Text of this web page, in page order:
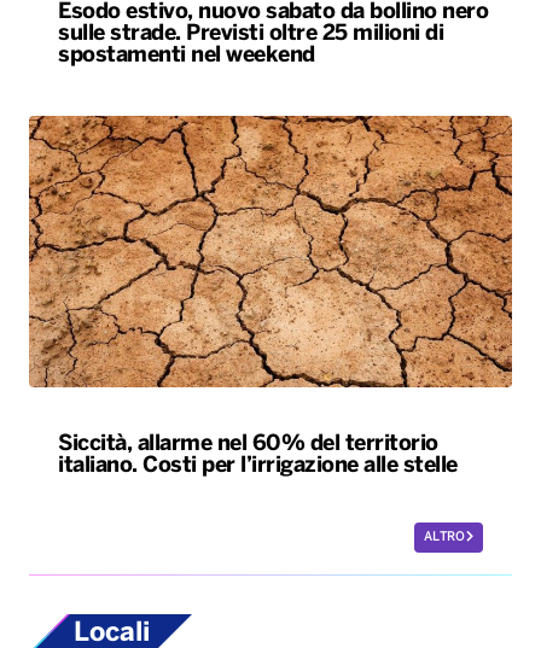
Esodo estivo, nuovo sabato da bollino nero
sulle strade. Previsti oltre 25 milioni di
spostamenti nel weekend
Siccità, allarme nel 60% del territorio
italiano. Costi per l’irrigazione alle stelle
ALTRO
Locali